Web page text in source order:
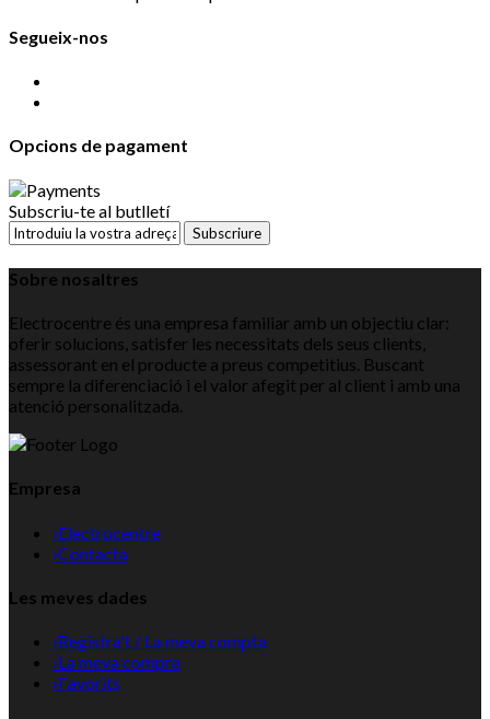
Segueix-nos
Opcions de pagament
Subscriu-te al butlletí
Subscriure
Sobre nosaltres
Electrocentre és una empresa familiar amb un objectiu clar:
oferir solucions, satisfer les necessitats dels seus clients,
assessorant en el producte a preus competitius. Buscant
sempre la diferenciació i el valor afegit per al client i amb una
atenció personalitzada.
Empresa
›Electrocentre
›Contacta
Les meves dades
›Registra't / La meva compta
›La meva compra
›Favorits